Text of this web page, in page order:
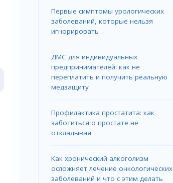
Первые симптомы урологических
заболеваний, которые нельзя
игнорировать
ДМС для индивидуальных
предпринимателей: как не
переплатить и получить реальную
медзащиту
Профилактика простатита: как
заботиться о простате не
откладывая
Как хронический алкоголизм
осложняет лечение онкологических
заболеваний и что с этим делать